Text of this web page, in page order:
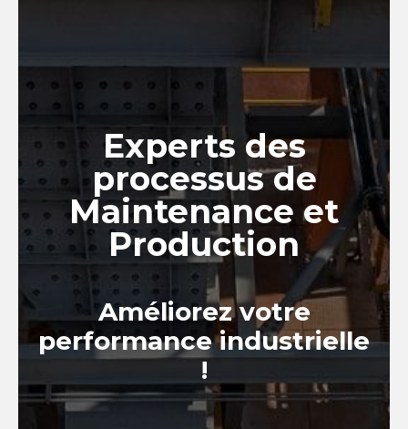
Experts des
processus de
Maintenance et
Production
Améliorez votre
performance industrielle
!